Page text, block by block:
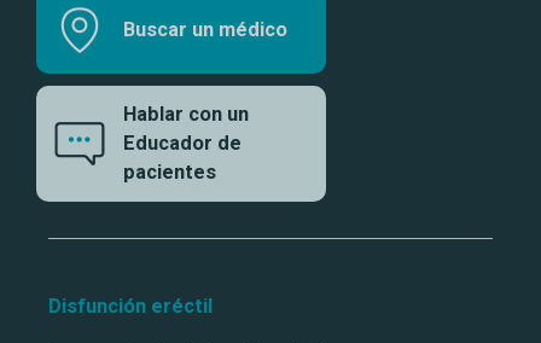
Buscar un médico
Hablar con un
Educador de
pacientes
Disfunción eréctil